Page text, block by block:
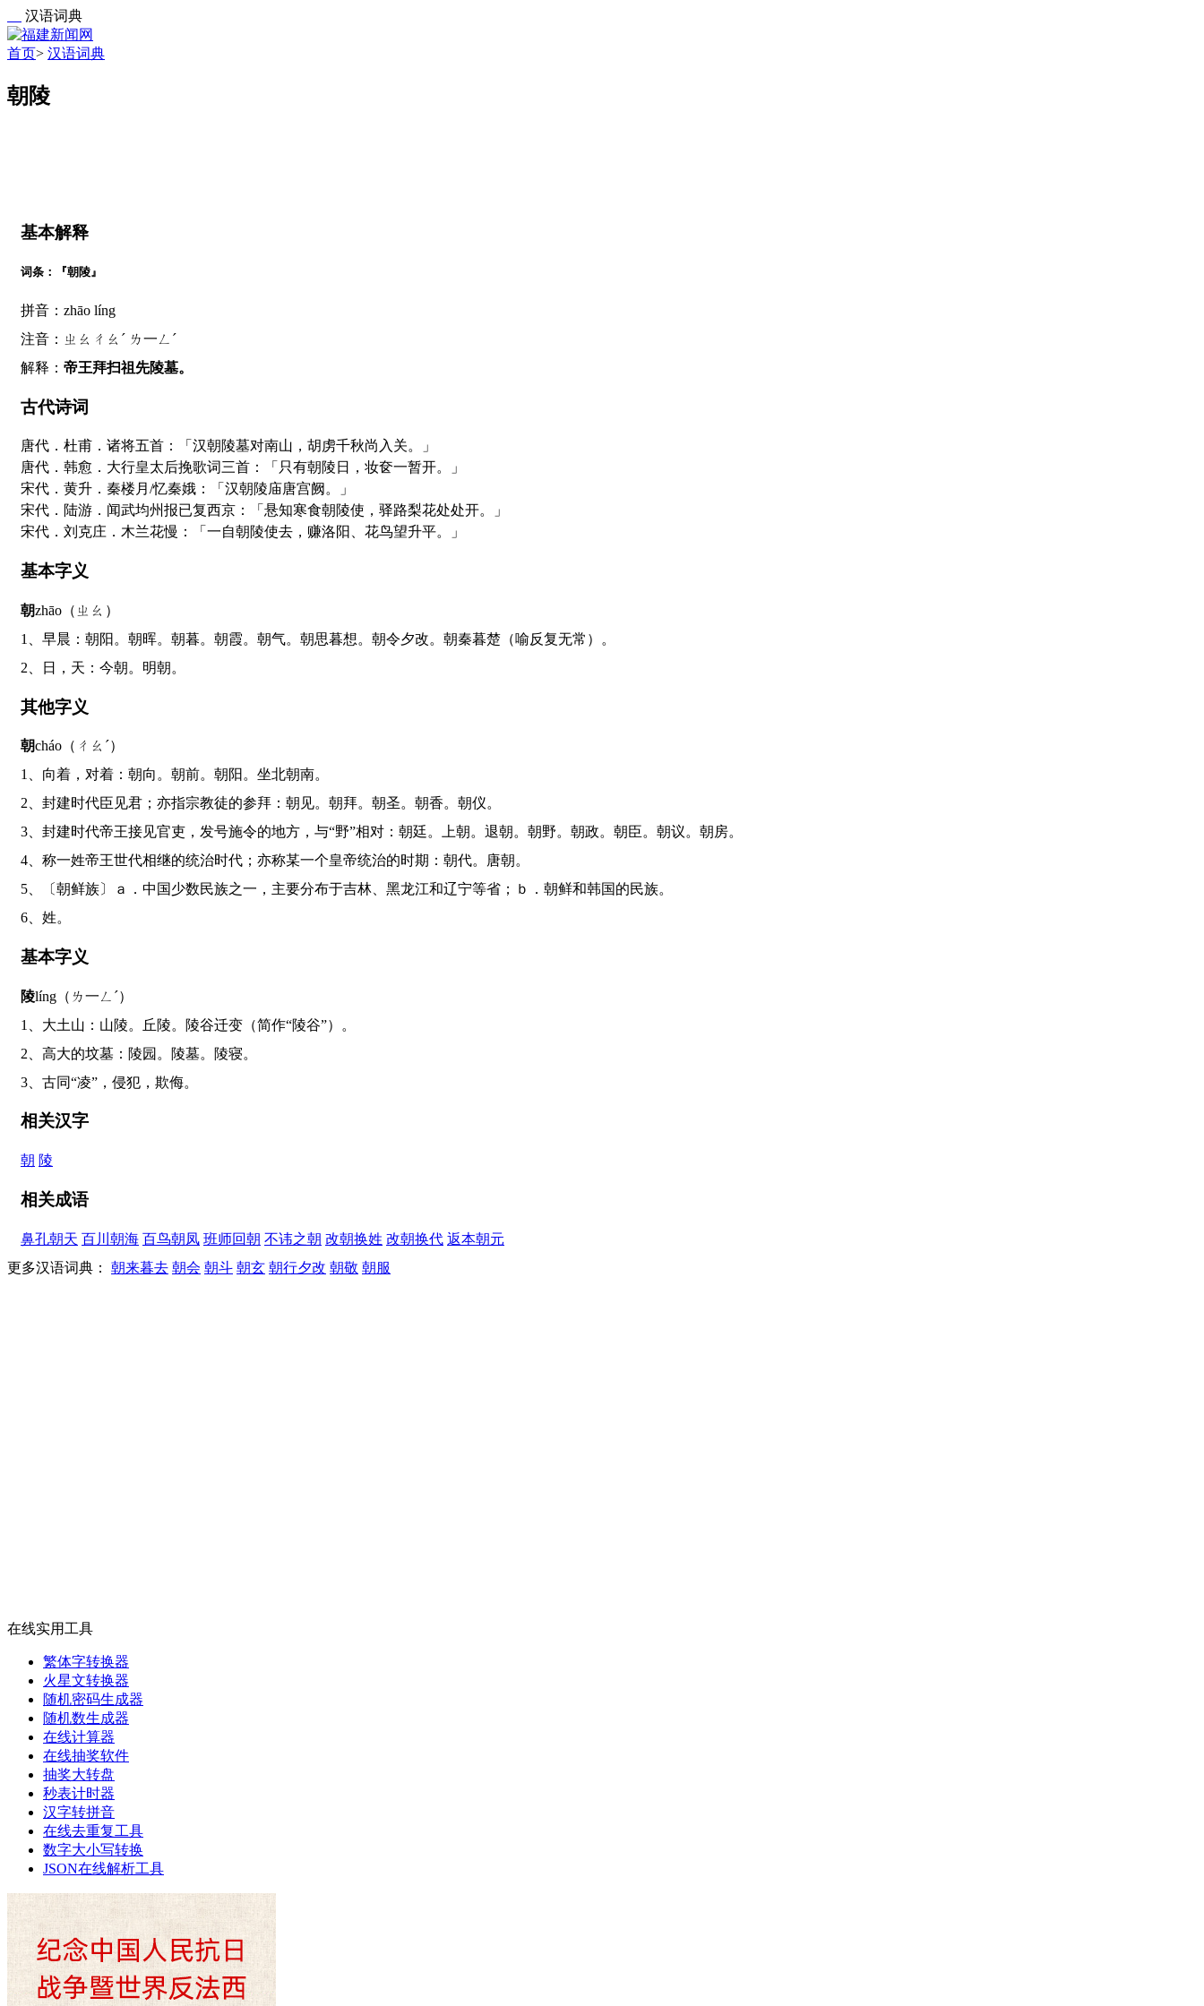
汉语词典
首页> 汉语词典
朝陵
基本解释
词条：『朝陵』
拼音：zhāo líng
注音：ㄓㄠㄔㄠˊ ㄌ一ㄥˊ
解释： 帝王拜扫祖先陵墓。
古代诗词
唐代．杜甫．诸将五首：「汉朝陵墓对南山，胡虏千秋尚入关。」
唐代．韩愈．大行皇太后挽歌词三首：「只有朝陵日，妆奁一暂开。」
宋代．黄升．秦楼月/忆秦娥：「汉朝陵庙唐宫阙。」
宋代．陆游．闻武均州报已复西京：「悬知寒食朝陵使，驿路梨花处处开。」
宋代．刘克庄．木兰花慢：「一自朝陵使去，赚洛阳、花鸟望升平。」
基本字义
朝zhāo（ㄓㄠ）
1、早晨：朝阳。朝晖。朝暮。朝霞。朝气。朝思暮想。朝令夕改。朝秦暮楚（喻反复无常）。
2、日，天：今朝。明朝。
其他字义
朝cháo（ㄔㄠˊ）
1、向着，对着：朝向。朝前。朝阳。坐北朝南。
2、封建时代臣见君；亦指宗教徒的参拜：朝见。朝拜。朝圣。朝香。朝仪。
3、封建时代帝王接见官吏，发号施令的地方，与“野”相对：朝廷。上朝。退朝。朝野。朝政。朝臣。朝议。朝房。
4、称一姓帝王世代相继的统治时代；亦称某一个皇帝统治的时期：朝代。唐朝。
5、〔朝鲜族〕ａ．中国少数民族之一，主要分布于吉林、黑龙江和辽宁等省；ｂ．朝鲜和韩国的民族。
6、姓。
基本字义
陵líng（ㄌ一ㄥˊ）
1、大土山：山陵。丘陵。陵谷迁变（简作“陵谷”）。
2、高大的坟墓：陵园。陵墓。陵寝。
3、古同“凌”，侵犯，欺侮。
相关汉字
朝 陵
相关成语
鼻孔朝天 百川朝海 百鸟朝凤 班师回朝 不讳之朝 改朝换姓 改朝换代 返本朝元
更多汉语词典： 朝来暮去 朝会 朝斗 朝玄 朝行夕改 朝敬 朝服
在线实用工具
繁体字转换器
火星文转换器
随机密码生成器
随机数生成器
在线计算器
在线抽奖软件
抽奖大转盘
秒表计时器
汉字转拼音
在线去重复工具
数字大小写转换
JSON在线解析工具